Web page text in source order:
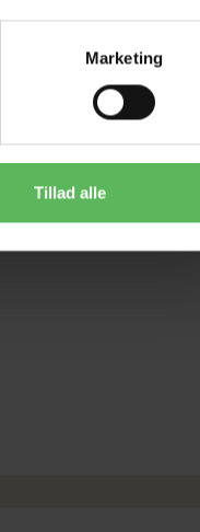
Marketing
Tillad alle